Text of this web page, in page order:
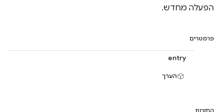
הפעלה מחדש.
פרמטרים
entry
הערך
החזרות